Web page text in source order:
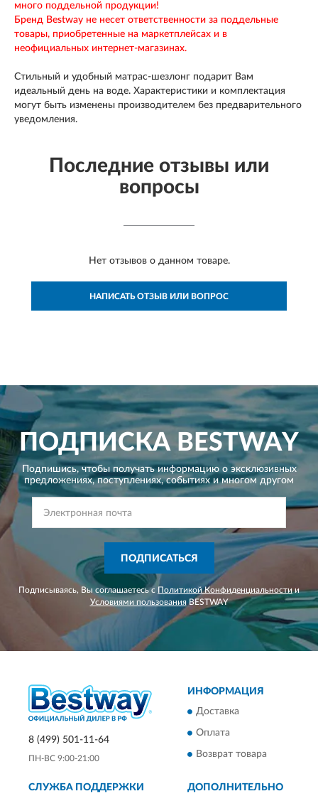
много поддельной продукции!
Бренд Bestway не несет ответственности за поддельные
товары, приобретенные на маркетплейсах и в
неофициальных интернет-магазинах.
Стильный и удобный матрас-шезлонг подарит Вам
идеальный день на воде. Характеристики и комплектация
могут быть изменены производителем без предварительного
уведомления.
Последние отзывы или
вопросы
Нет отзывов о данном товаре.
НАПИСАТЬ ОТЗЫВ ИЛИ ВОПРОС
ПОДПИСКАBESTWAY
Подпишись, чтобы получать информацию о эксклюзивных
предложениях,поступлениях, событиях и многом другом
ПОДПИСАТЬСЯ
Подписываясь, Вы соглашаетесь с Политикой Конфиденциальности и
Условиями пользованияBESTWAY
8 (499) 501-11-64
ПН-ВС 9:00-21:00
ИНФОРМАЦИЯ
Доставка
Оплата
Возврат товара
СЛУЖБА ПОДДЕРЖКИ ДОПОЛНИТЕЛЬНО